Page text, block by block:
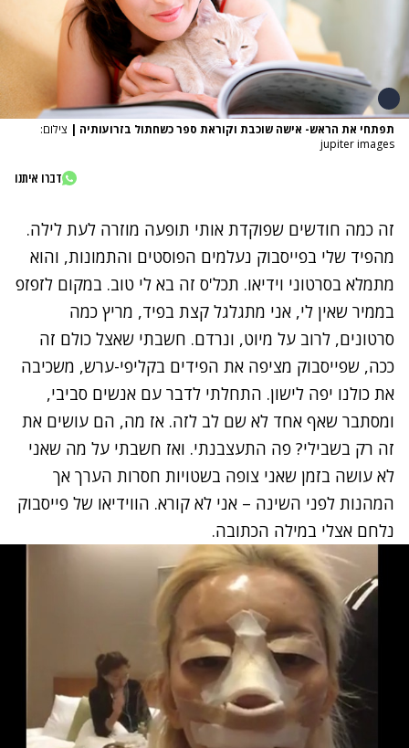
תפתחי את הראש- אישה שוכבת וקוראת ספר כשחתול בזרועותיה | צילום:
jupiter images
דברו איתנו
זה כמה חודשים שפוקדת אותי תופעה מוזרה לעת לילה.
מהפיד שלי בפייסבוק נעלמים הפוסטים והתמונות, והוא
מתמלא בסרטוני וידיאו. תכל'ס זה בא לי טוב. במקום לזפזפ
בממיר שאין לי, אני מתגלגל קצת בפיד, מריץ כמה
סרטונים, לרוב על מיוט, ונרדם. חשבתי שאצל כולם זה
ככה, שפייסבוק מציפה את הפידים בקליפי-ערש, משכיבה
את כולנו יפה לישון. התחלתי לדבר עם אנשים סביבי,
ומסתבר שאף אחד לא שם לב לזה. אז מה, הם עושים את
זה רק בשבילי? פה התעצבנתי. ואז חשבתי על מה שאני
לא עושה בזמן שאני צופה בשטויות חסרות הערך אך
המהנות לפני השינה – אני לא קורא. הווידיאו של פייסבוק
נלחם אצלי במילה הכתובה.